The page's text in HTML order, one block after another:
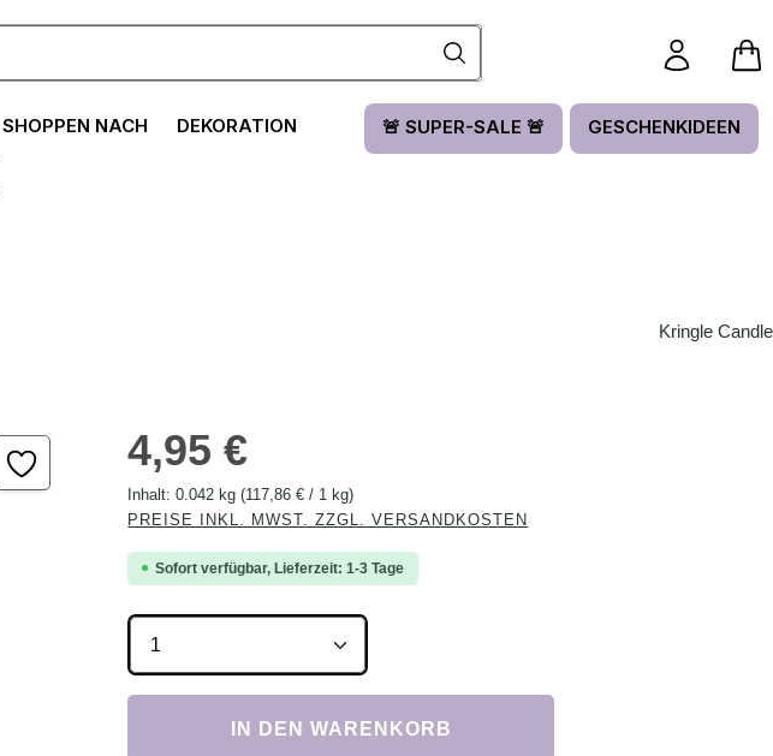
SHOPPEN NACH DEKORATION 🚨 SUPER-SALE 🚨 GESCHENKIDEEN
Kringle Candle
4,95 €
Inhalt:0.042 kg(117,86 € / 1 kg)
PREISE INKL. MWST. ZZGL. VERSANDKOSTEN
Sofort verfügbar, Lieferzeit: 1-3 Tage
Produkt Anzahl: Gib den gewünschten Wert ein
IN DEN WARENKORB